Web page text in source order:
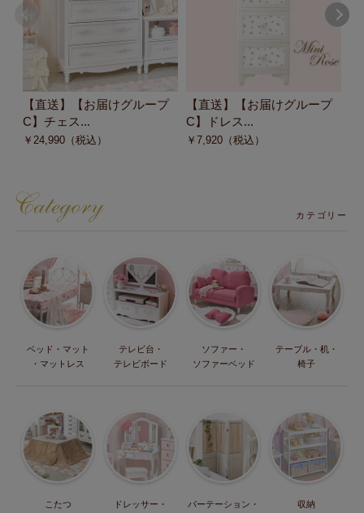
【直送】【お届けグループ
C】チェス...
￥24,990 （税込）
【直送】【お届けグループ
C】ドレス...
￥7,920 （税込）
カテゴリー
ベッド・マット
・マットレス
テレビ台・
テレビボード
ソファー・
ソファーベッド
テーブル・机・
椅子
こたつ
ドレッサー・
パーテーション・
収納